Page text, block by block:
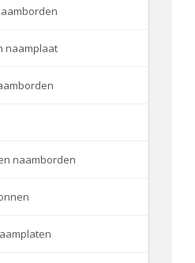
naamplaat
naamborden